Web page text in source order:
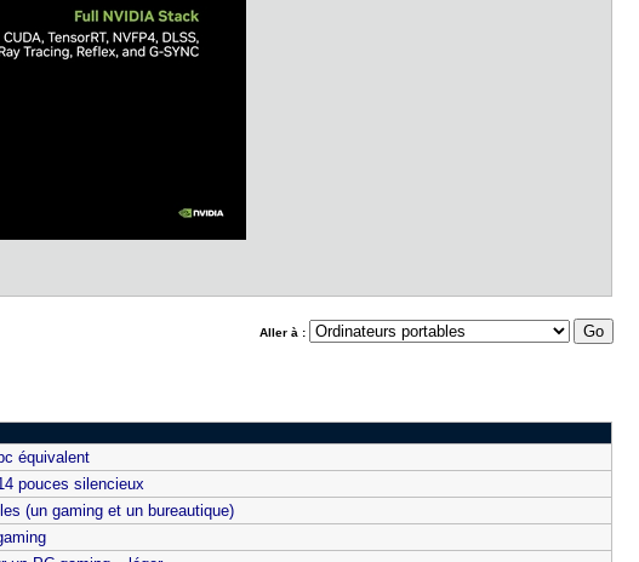
Aller à :
équivalent
pouces silencieux
(un gaming et un bureautique)